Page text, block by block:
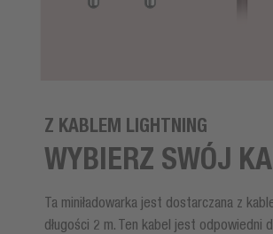
Z KABLEM LIGHTNING
WYBIERZ SWÓJ
Ta miniładowarka jest dostarczana z
długości 2 m. Ten kabel jest odpowiedni